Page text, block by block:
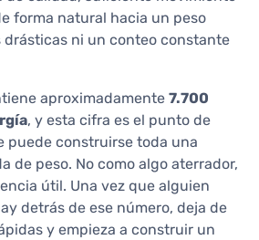
forma natural hacia un peso
drásticas ni un conteo constante
aproximadamente 7.700
, y esta cifra es el punto de
puede construirse toda una
de peso. No como algo aterrador,
útil. Una vez que alguien
detrás de ese número, deja de
y empieza a construir un